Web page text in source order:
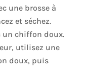
une brosse à
et séchez.
un chiffon doux.
utilisez une
doux, puis